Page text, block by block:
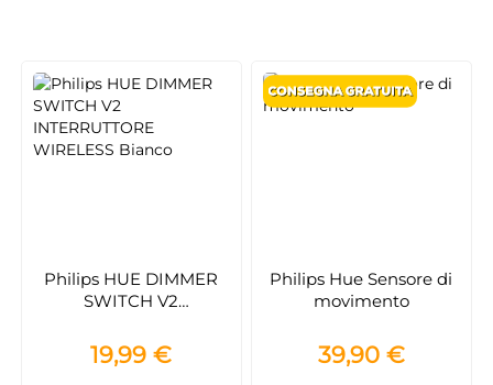
Philips HUE DIMMER
SWITCH V2
WIRELESS Bianco
19,99 €
Philips Hue Sensore di
movimento
39,90 €